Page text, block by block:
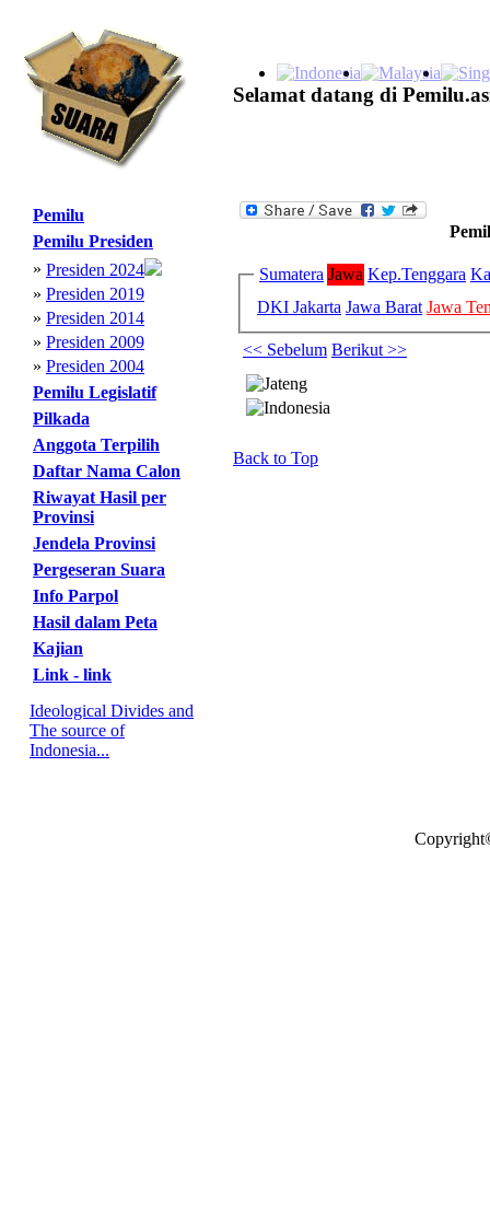
Selamat datang di
Pemilu
Pemilu Presiden
» Presiden 2024
» Presiden 2019
» Presiden 2014
» Presiden 2009
» Presiden 2004
Pemilu Legislatif
Pilkada
Anggota Terpilih
Daftar Nama Calon
Riwayat Hasil per
Provinsi
Jendela Provinsi
Pergeseran Suara
Info Parpol
Hasil dalam Peta
Kajian
Link - link
Ideological Divides and
The source of
Indonesia...
Sumatera Jawa Kep.Tenggara
DKI Jakarta Jawa Barat Jawa
<< Sebelum Berikut >>
Back to Top